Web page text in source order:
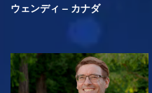
ウェンディ – カナダ